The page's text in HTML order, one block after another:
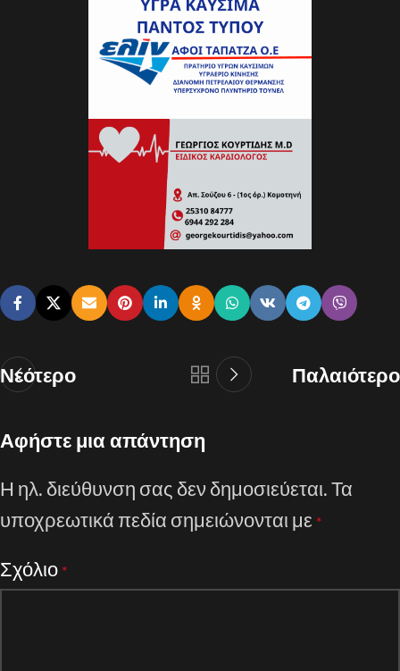
Νεότερο Παλαιότερο
Αφήστε μια απάντηση
Η ηλ. διεύθυνση σας δεν δημοσιεύεται.Τα
υποχρεωτικά πεδία σημειώνονται με *
Σχόλιο *